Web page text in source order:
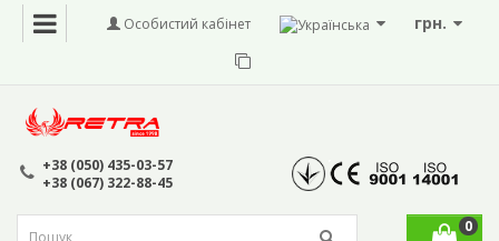
грн.
Особистий кабінет
+38 (050) 435-03-57
+38 (067) 322-88-45
0